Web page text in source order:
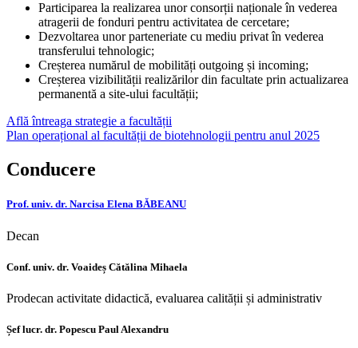
Participarea la realizarea unor consorții naționale în vederea
atragerii de fonduri pentru activitatea de cercetare;
Dezvoltarea unor parteneriate cu mediu privat în vederea
transferului tehnologic;
Creșterea numărul de mobilități outgoing și incoming;
Creșterea vizibilității realizărilor din facultate prin actualizarea
permanentă a site-ului facultății;
Află întreaga strategie a facultății
Plan operațional al facultății de biotehnologii pentru anul 2025
Conducere
Prof. univ. dr. Narcisa Elena BĂBEANU
Decan
Conf. univ. dr. Voaideș Cătălina Mihaela
Prodecan activitate didactică, evaluarea calității și administrativ
Șef lucr. dr. Popescu Paul Alexandru